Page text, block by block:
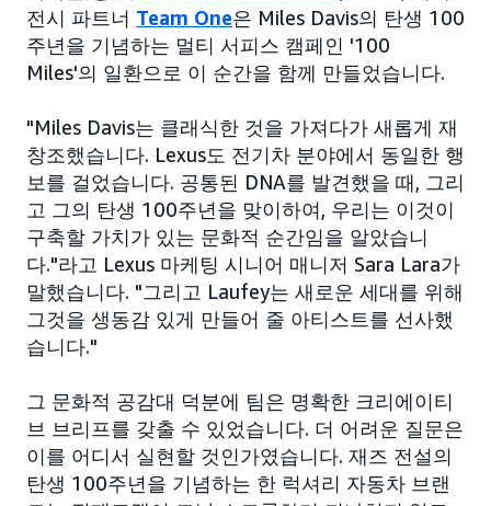
전시 파트너 Team One은 Miles Davis의 탄생 100
주년을 기념하는 멀티 서피스 캠페인 '100
Miles'의 일환으로 이 순간을 함께 만들었습니다.
"Miles Davis는 클래식한 것을 가져다가 새롭게 재
창조했습니다. Lexus도 전기차 분야에서 동일한 행
보를 걸었습니다. 공통된 DNA를 발견했을 때, 그리
고 그의 탄생 100주년을 맞이하여, 우리는 이것이
구축할 가치가 있는 문화적 순간임을 알았습니
다."라고 Lexus 마케팅 시니어 매니저 Sara Lara가
말했습니다. "그리고 Laufey는 새로운 세대를 위해
그것을 생동감 있게 만들어 줄 아티스트를 선사했
습니다."
그 문화적 공감대 덕분에 팀은 명확한 크리에이티
브 브리프를 갖출 수 있었습니다. 더 어려운 질문은
이를 어디서 실현할 것인가였습니다. 재즈 전설의
탄생 100주년을 기념하는 한 럭셔리 자동차 브랜